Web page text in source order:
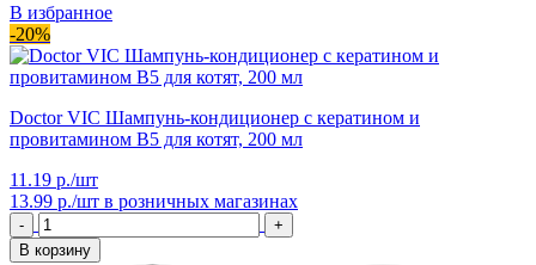
В избранное
-20%
Doctor VIC Шампунь-кондиционер с кератином и
провитамином В5 для котят, 200 мл
11.19 р./шт
13.99 р./шт в розничных магазинах
-
+
В корзину